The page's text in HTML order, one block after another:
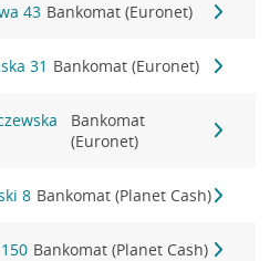
43 Bankomat (Euronet)
31 Bankomat (Euronet)
Bankomat
(Euronet)
8 Bankomat (Planet Cash)
Bankomat (Planet Cash)